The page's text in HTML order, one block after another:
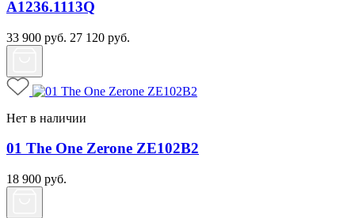
A1236.1113Q
33 900 руб. 27 120 руб.
Нет в наличии
01 The One Zerone ZE102B2
18 900 руб.